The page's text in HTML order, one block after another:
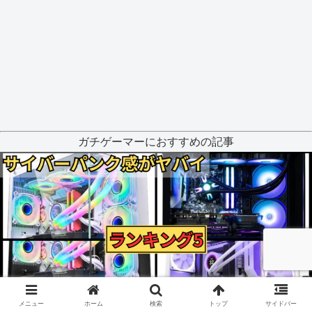
ガチゲーマーにおすすめの記事
メニュー ホーム 検索 トップ サイドバー